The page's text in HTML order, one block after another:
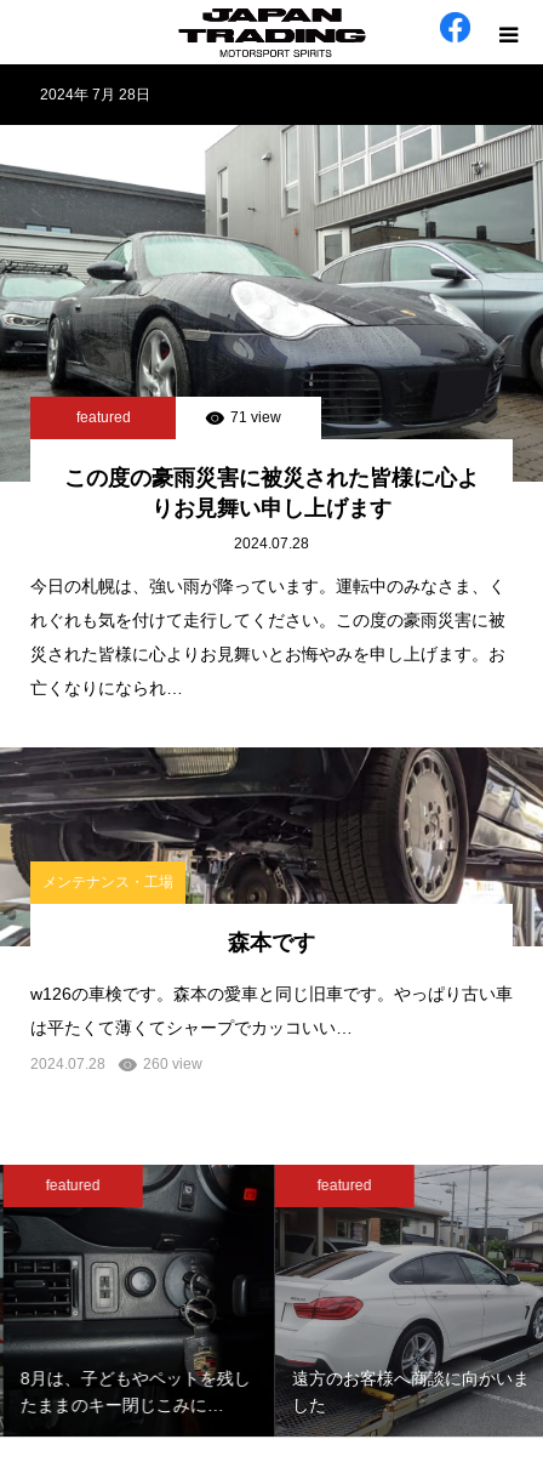
2024年 7月 28日
featured 71 view
この度の豪雨災害に被災された皆様に心よ
りお見舞い申し上げます
2024.07.28
今日の札幌は、強い雨が降っています。運転中のみなさま、く
れぐれも気を付けて走行してください。この度の豪雨災害に被
災された皆様に心よりお見舞いとお悔やみを申し上げます。お
亡くなりになられ…
メンテナンス・工場
森本です
w126の車検です。森本の愛車と同じ旧車です。やっぱり古い車
は平たくて薄くてシャープでカッコいい…
2024.07.28 260 view
featured
8月は、子どもやペットを残し
たままのキー閉じこみに…
featured
遠方のお客様へ商談に向かいま
した
ホーム
在庫車
会社概要
カテゴリー
工場日誌